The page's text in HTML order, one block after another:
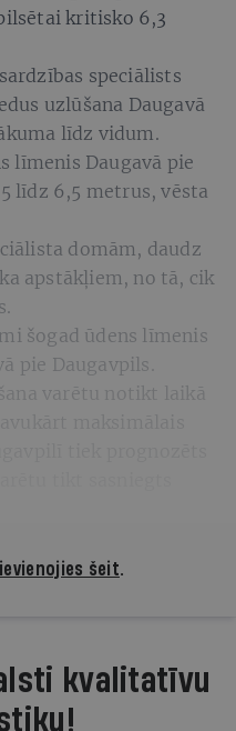
kritisko 6,3
speciālists
uzlūšana Daugavā
līdz vidum.
līmenis Daugavā pie
līdz 6,5 metrus, vēsta
domām, daudz
apstākļiem, no tā, cik
šogad ūdens līmenis
pie Daugavpils.
varētu notikt laikā
šeit.
kvalitatīvu